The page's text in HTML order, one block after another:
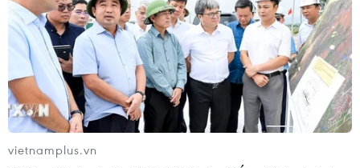
vietnamplus.vn